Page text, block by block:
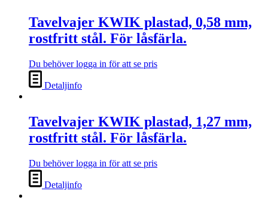
Tavelvajer KWIK plastad, 0,58 mm,
rostfritt stål. För låsfärla.
Du behöver logga in för att se pris
Detaljinfo
Tavelvajer KWIK plastad, 1,27 mm,
rostfritt stål. För låsfärla.
Du behöver logga in för att se pris
Detaljinfo